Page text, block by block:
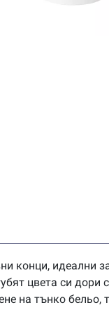
конци, идеални
цвета си
на тънко